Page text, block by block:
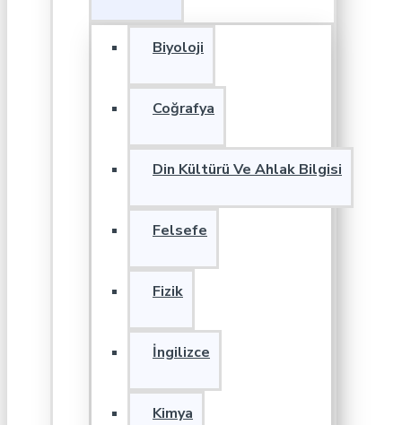
Biyoloji
Coğrafya
Din Kültürü Ve Ahlak Bilgisi
Felsefe
Fizik
İngilizce
Kimya